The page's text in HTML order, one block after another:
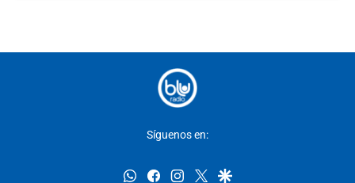
Síguenos en:
whatsappfacebookinstagram
twittergoogle